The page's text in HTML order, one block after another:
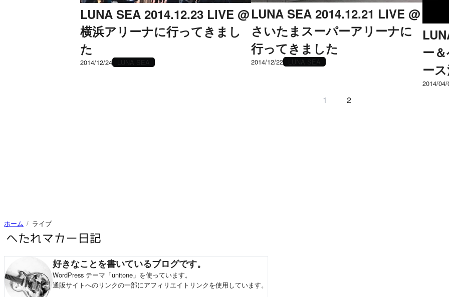
LUNA SEA 2014.12.23 LIVE @
横浜アリーナに行ってきまし
た
2014/12/24 LUNA SEA
LUNA SEA 2014.12.21 LIVE @
さいたまスーパーアリーナに
行ってきました
2014/12/22 LUNA SEA
ー
ー
2014/04/
1 2
ホーム ライブ
好きなことを書いているブログです。
WordPress テーマ「unitone」を使っています。
通販サイトへのリンクの一部にアフィリエイトリンクを使用しています。